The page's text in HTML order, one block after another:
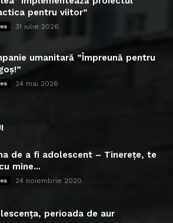
pentru viitor”
31 iulie 2026
umanitară ”Împreună pentru
24 mai 2026
de a fi adolescent – Tinerețe, te
mine...
24 noiembrie 2020
perioada de aur